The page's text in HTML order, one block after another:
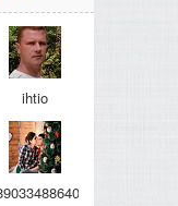
ihtio